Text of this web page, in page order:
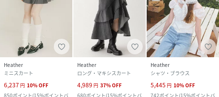
Heather
ミニスカート
6,237 円 10%OFF
850ポイント(15%ポイントバ
Heather
ロング・マキシスカート
4,989 円 37%OFF
680ポイント(15%ポイントバ
Heather
シャツ・ブラウス
5,445 円 10%OFF
742ポイント(15%ポイントバ